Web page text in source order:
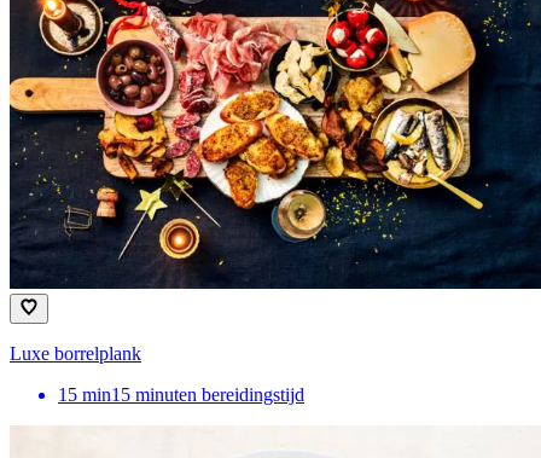
Luxe borrelplank
15 min15 minuten bereidingstijd